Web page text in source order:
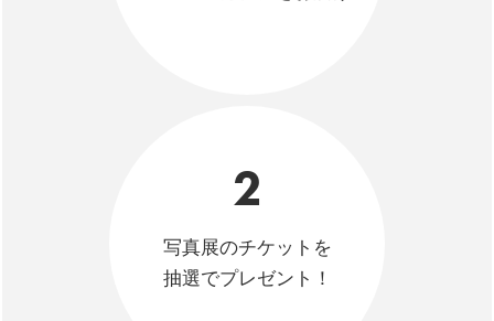
2
写真展のチケットを
抽選でプレゼント！